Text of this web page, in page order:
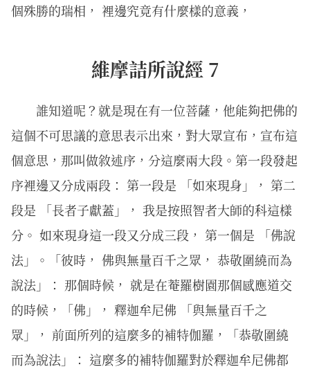
個殊勝的瑞相， 裡邊究竟有什麼樣的意義，
維摩詰所說經 7
誰知道呢？就是現在有一位菩薩，他能夠把佛的
這個不可思議的意思表示出來，對大眾宣布，宣布這
個意思，那叫做敘述序，分這麼兩大段。第一段發起
序裡邊又分成兩段： 第一段是 「如來現身」， 第二
段是 「長者子獻蓋」， 我是按照智者大師的科這樣
分。 如來現身這一段又分成三段， 第一個是 「佛說
法」。「彼時， 佛與無量百千之眾， 恭敬圍繞而為
說法」： 那個時候， 就是在菴羅樹園那個感應道交
的時候，「佛」， 釋迦牟尼佛 「與無量百千之
眾」， 前面所列的這麼多的補特伽羅，「恭敬圍繞
而為說法」： 這麼多的補特伽羅對於釋迦牟尼佛都